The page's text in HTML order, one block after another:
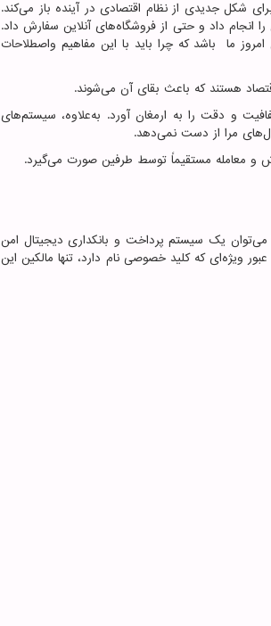
شکل جدیدی از نظام اقتصادی در آینده باز می‌کند.
انجام داد و حتی از فروشگاه‌های آنلاین سفارش داد.
ما باشد که چرا باید با این مفاهیم واصطلاحات
هستند که باعث بقای آن می‌شوند.
و دقت را به ارمغان آورد. به‌علاوه، سیستم‌های
مرا از دست نمی‌دهد.
و معامله مستقیماً توسط طرفین صورت می‌گیرد.
می‌توان یک سیستم پرداخت و بانکداری دیجیتال امن
ویژه‌ای که کلید خصوصی نام دارد، تنها مالکین این